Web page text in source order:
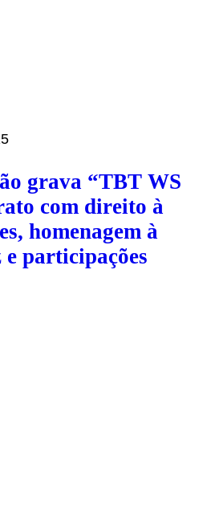
grava “TBT WS
com direito à
homenagem à
participações